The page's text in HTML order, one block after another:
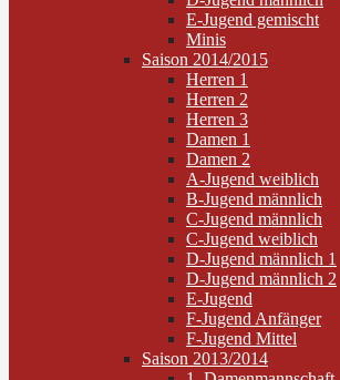
E-Jugend gemischt
Minis
Saison 2014/2015
Herren 1
Herren 2
Herren 3
Damen 1
Damen 2
A-Jugend weiblich
B-Jugend männlich
C-Jugend männlich
C-Jugend weiblich
D-Jugend männlich 1
D-Jugend männlich 2
E-Jugend
F-Jugend Anfänger
F-Jugend Mittel
Saison 2013/2014